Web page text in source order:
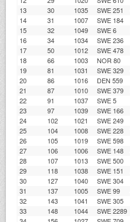
13
30 1035 SWE 251
14
31 1007 SWE 184
15
32 1049 SWE 6
16
34 1034 SWE 236
17
50 1012 SWE 478
18
66 1003 NOR 80
19
81 1031 SWE 329
20
86 1016 DEN 559
21
87 1010 SWE 379
22
91 1037 SWE 5
23
97 1039 SWE 166
24
102 1021 SWE 249
25
104 1008 SWE 228
26
105 1019 SWE 598
27
106 1006 SWE 148
28
107 1013 SWE 500
29
118 1038 SWE 151
30
127 1040 SWE 304
31
137 1005 SWE 99
32
143 1041 SWE 305
33
148 1044 SWE 2289